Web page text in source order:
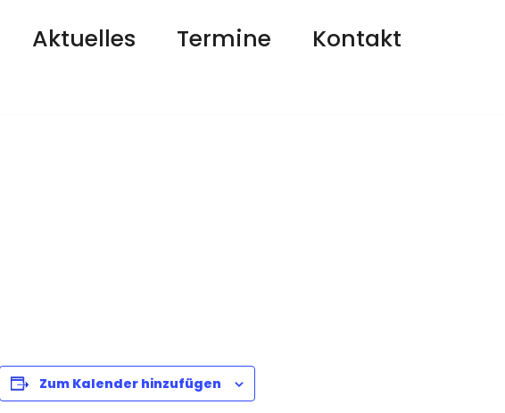
Aktuelles Termine
Kontakt
Zum Kalender hinzufügen